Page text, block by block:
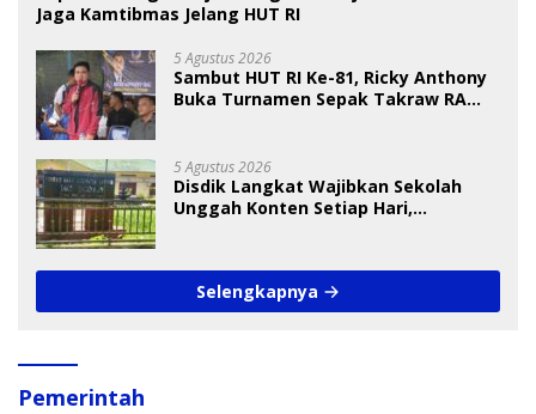
Jaga Kamtibmas Jelang HUT RI
5 Agustus 2026
Sambut HUT RI Ke-81, Ricky Anthony
Buka Turnamen Sepak Takraw RA
5 Agustus 2026
Disdik Langkat Wajibkan Sekolah
Unggah Konten Setiap Hari,
Selengkapnya
Pemerintah